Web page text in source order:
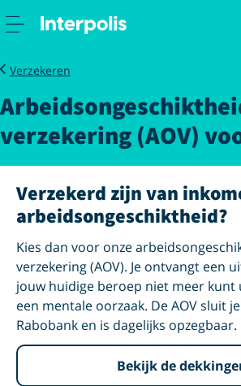
Zakelijk
Verzekeren
Arbeidsongeschiktheidsverzekering
verzekering (AOV)
Verzekerd zijn van
arbeids­ongeschiktheid?
Kies dan voor onze
verzekering (AOV). Je ontvangt een
jouw huidige beroep niet meer kunt
een mentale oorzaak. De AOV sluit
Rabobank en is dagelijks opzegbaar.
Bekijk de